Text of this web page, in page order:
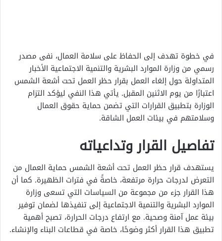
في خطوة تهدف إلى الحفاظ على سلامة العمال، نفى مصدر
رسمي من وزارة الموارد البشرية والتنمية الاجتماعية الأخبار
المتداولة حول إلغاء العمل بقرار حظر العمل تحت أشعة الشمس
اعتبارًا من يوم الاثنين المقبل. يأتي هذا النفي ليؤكد التزام
الوزارة بتطبيق القرارات التي تضمن حماية حقوق العمال
وسلامتهم في بيئات العمل الشاقة.
تفاصيل القرار وتداعياته
يستهدف قرار حظر العمل تحت أشعة الشمس حماية العمال من
التعرض لدرجات حرارة مرتفعة، خاصةً في فترات الظهيرة. كما أن
هذا القرار جزء من مجموعة من السياسات التي تسعى وزارة
الموارد البشرية والتنمية الاجتماعية إلى تنفيذها لضمان توفير
بيئة عمل آمنة وصحية. مع ارتفاع درجات الحرارة، تصبح أهمية
تطبيق هذا القرار أكثر وضوحًا، خاصة في قطاعات البناء والإنشاء.